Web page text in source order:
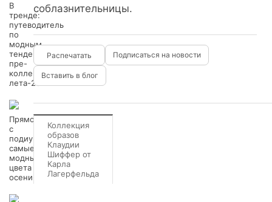
В
тренде:
путеводитель
по
модным
тенденциям
пре-
коллекций
лета-2014
Прямо
с
подиума:
самые
модные
цвета
осени-2012
соблазнительницы.
Подписаться на новости
Вставить в блог
Коллекция
образов
Клаудии
Шиффер от
Карла
Лагерфельда